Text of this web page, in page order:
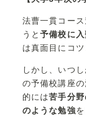
法曹一貫コー
うと予備校に入
は真面目にコ
しかし、いつ
の予備校講座
的には苦手分
のような勉強